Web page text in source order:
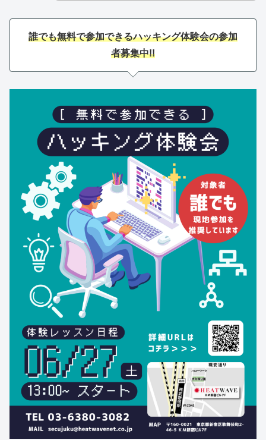
誰でも無料で参加できるハッキング体験会の参加
者募集中!!